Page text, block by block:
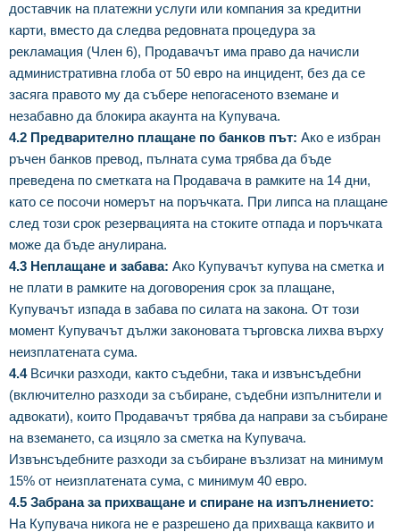
доставчик на платежни услуги или компания за кредитни
карти, вместо да следва редовната процедура за
рекламация (Член 6), Продавачът има право да начисли
административна глоба от 50 евро на инцидент, без да се
засяга правото му да събере непогасеното вземане и
незабавно да блокира акаунта на Купувача.
4.2 Предварително плащане по банков път: Ако е избран
ръчен банков превод, пълната сума трябва да бъде
преведена по сметката на Продавача в рамките на 14 дни,
като се посочи номерът на поръчката. При липса на плащане
след този срок резервацията на стоките отпада и поръчката
може да бъде анулирана.
4.3 Неплащане и забава: Ако Купувачът купува на сметка и
не плати в рамките на договорения срок за плащане,
Купувачът изпада в забава по силата на закона. От този
момент Купувачът дължи законовата търговска лихва върху
неизплатената сума.
4.4Всички разходи, както съдебни, така и извънсъдебни
(включително разходи за събиране, съдебни изпълнители и
адвокати), които Продавачът трябва да направи за събиране
на вземането, са изцяло за сметка на Купувача.
Извънсъдебните разходи за събиране възлизат на минимум
15% от неизплатената сума, с минимум 40 евро.
4.5 Забрана за прихващане и спиране на изпълнението:
На Купувача никога не е разрешено да прихваща каквито и